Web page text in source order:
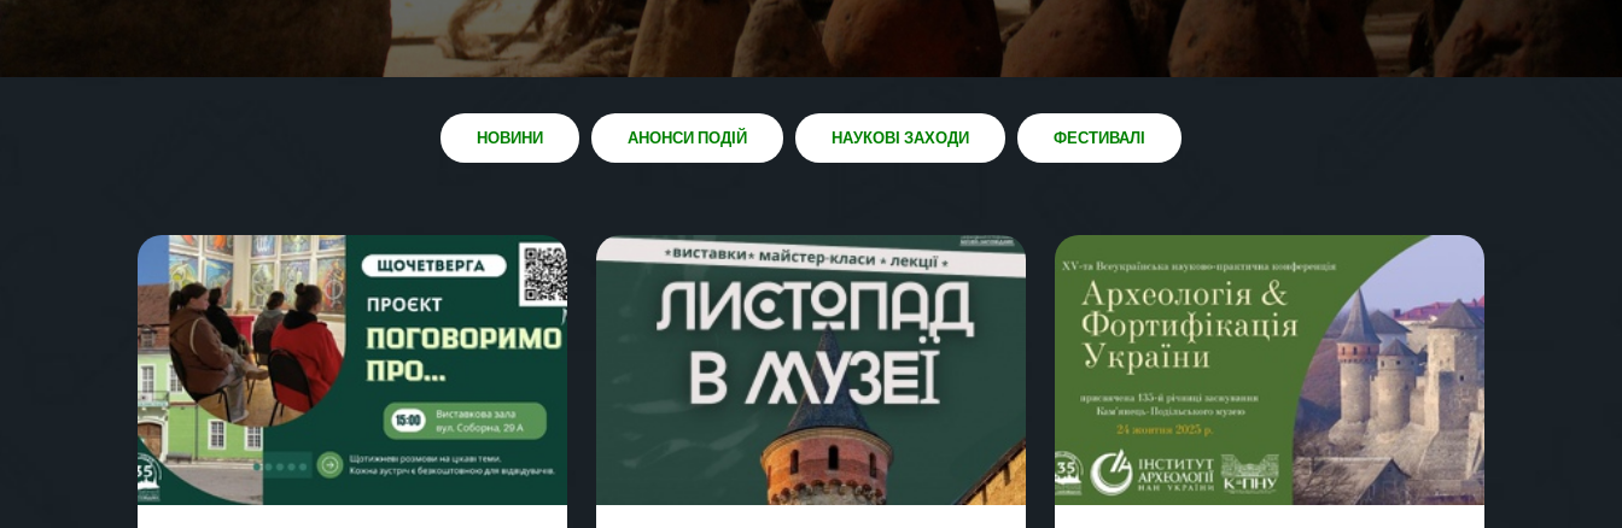
НОВИНИ АНОНСИ ПОДІЙ НАУКОВІ ЗАХОДИ ФЕСТИВАЛІ